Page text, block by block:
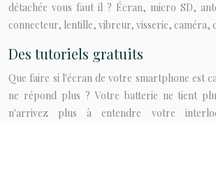
détachée vous faut il ? Écran, micro SD,
connecteur, lentille, vibreur, visserie, caméra,
Des tutoriels gratuits
Que faire si l'écran de votre smartphone est
ne répond plus ? Votre batterie ne tient
n'arrivez plus à entendre votre